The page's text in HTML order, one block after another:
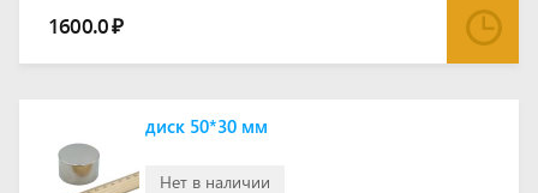
1600.0₽
Нет в наличии
диск 50*30 мм